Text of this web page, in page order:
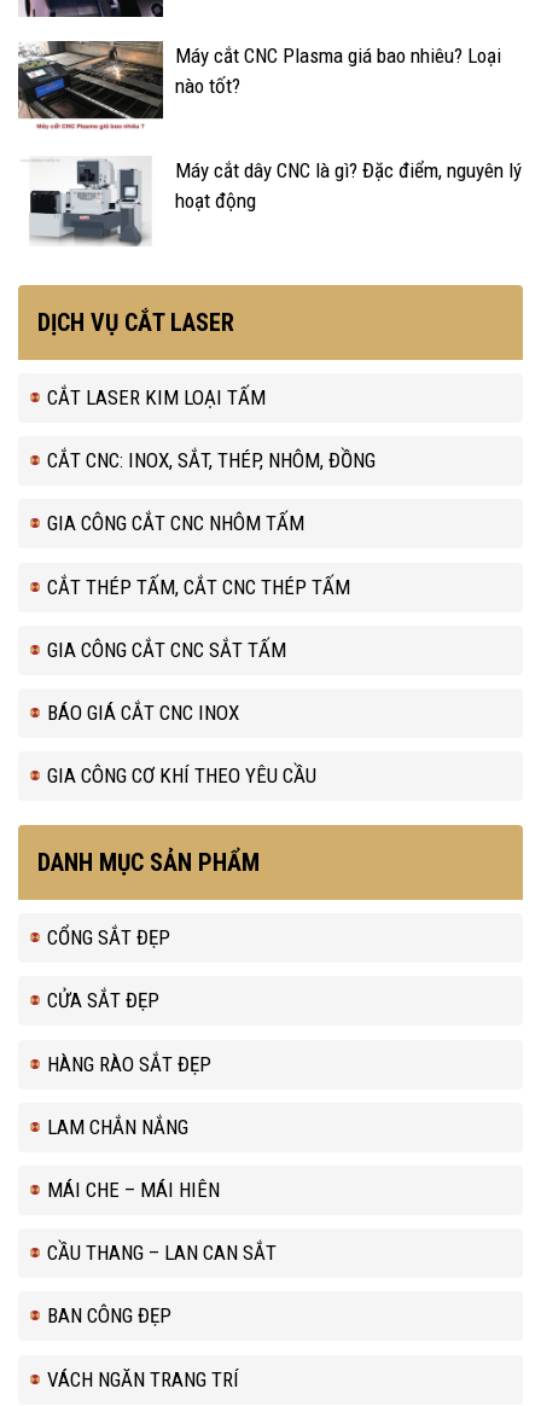
Máy cắt CNC Plasma giá bao nhiêu? Loại
nào tốt?
Máy cắt dây CNC là gì? Đặc điểm, nguyên lý
hoạt động
DỊCH VỤ CẮT LASER
CẮT LASER KIM LOẠI TẤM
CẮT CNC: INOX, SẮT, THÉP, NHÔM, ĐỒNG
GIA CÔNG CẮT CNC NHÔM TẤM
CẮT THÉP TẤM, CẮT CNC THÉP TẤM
GIA CÔNG CẮT CNC SẮT TẤM
BÁO GIÁ CẮT CNC INOX
GIA CÔNG CƠ KHÍ THEO YÊU CẦU
DANH MỤC SẢN PHẨM
CỔNG SẮT ĐẸP
CỬA SẮT ĐẸP
HÀNG RÀO SẮT ĐẸP
LAM CHẮN NẮNG
MÁI CHE – MÁI HIÊN
CẦU THANG – LAN CAN SẮT
BAN CÔNG ĐẸP
VÁCH NGĂN TRANG TRÍ